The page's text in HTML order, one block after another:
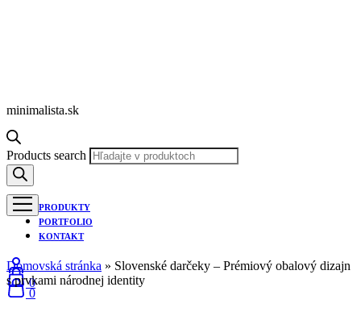
minimalista.sk
Products search
PRODUKTY
PORTFOLIO
KONTAKT
0
0
Domovská stránka » Slovenské darčeky – Prémiový obalový dizajn
s prvkami národnej identity